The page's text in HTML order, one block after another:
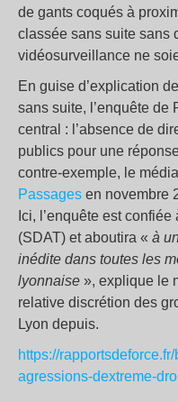
de gants coqués à
classée sans suite sans
vidéosurveillance ne
En guise d’explication
sans suite, l’enquête de
central : l’absence de
publics pour une
contre-exemple, le
Passages en novembre
Ici, l’enquête est
(SDAT) et aboutira « à
inédite dans toutes les
lyonnaise », explique le
relative discrétion des
Lyon depuis.
https://
agressions-dextreme-